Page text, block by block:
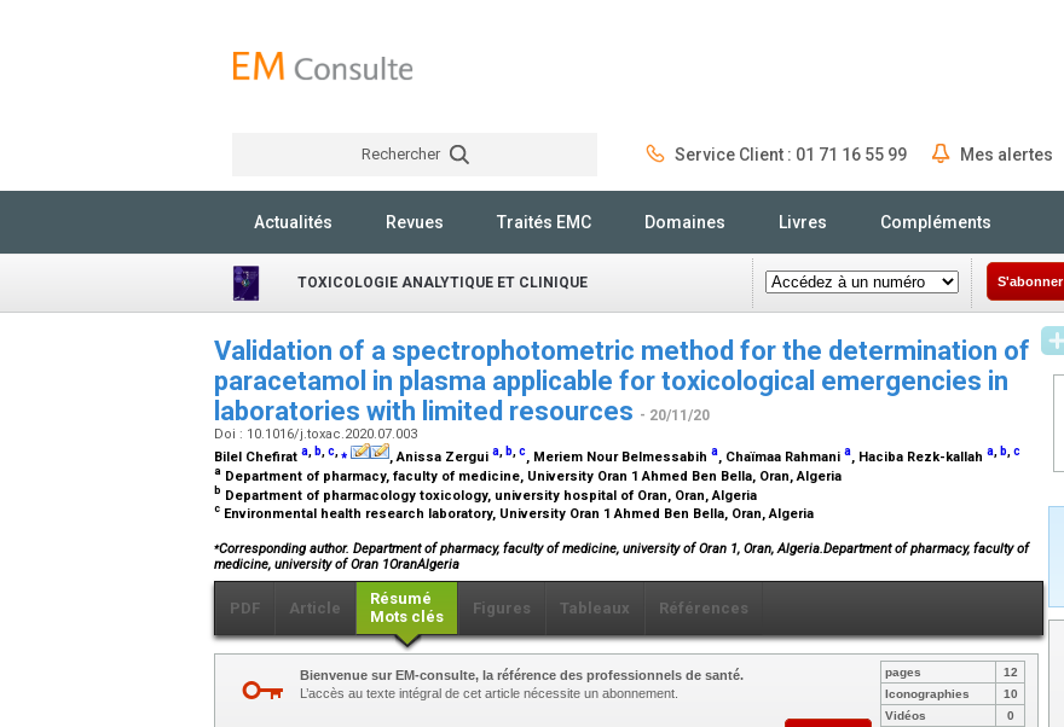
Rechercher Service Client : 01 71 16 55 99 Mes alertes
Actualités Revues Traités EMC Domaines Livres Compléments
TOXICOLOGIE ANALYTIQUE ET CLINIQUE S'abonner
Validation of a spectrophotometric method for the determination of
paracetamol in plasma applicable for toxicological emergencies in
laboratories with limited resources - 20/11/20
Doi : 10.1016/j.toxac.2020.07.003
Bilel Chefirat a, b,c,⁎ , Anissa Zergui a, b,c, Meriem Nour Belmessabih a, Chaïmaa Rahmani a, Haciba Rezk-kallah a, b,c
a Department of pharmacy, faculty of medicine, University Oran 1 Ahmed Ben Bella, Oran, Algeria
b Department of pharmacology toxicology, university hospital of Oran, Oran, Algeria
c Environmental health research laboratory, University Oran 1 Ahmed Ben Bella, Oran, Algeria
⁎Corresponding author. Department of pharmacy, faculty of medicine, university of Oran 1, Oran, Algeria.Department of pharmacy, faculty of
medicine, university of Oran 1OranAlgeria
PDF Article
Résumé
Mots clés
Figures Tableaux Références
Bienvenue sur EM-consulte, la référence des professionnels de santé.
L’accès au texte intégral de cet article nécessite un abonnement.
pages
12
Iconographies
10
Vidéos
0